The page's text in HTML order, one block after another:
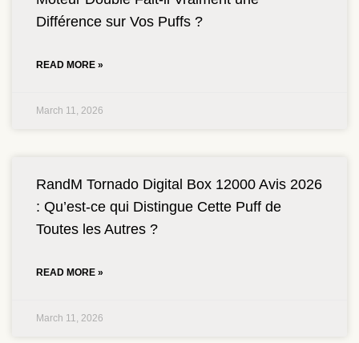
Différence sur Vos Puffs ?
READ MORE »
March 11, 2026
RandM Tornado Digital Box 12000 Avis 2026
: Qu’est-ce qui Distingue Cette Puff de
Toutes les Autres ?
READ MORE »
March 11, 2026